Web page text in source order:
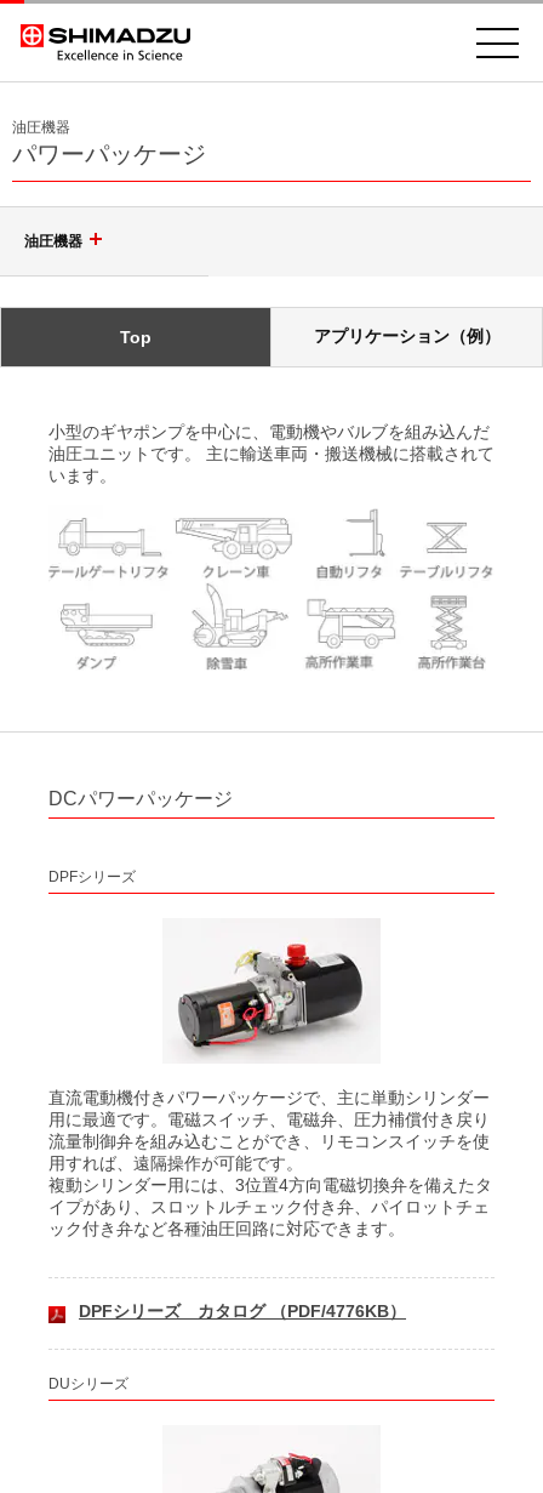
油圧機器
パワーパッケージ
油圧機器
油圧ギヤポンプ
二連ポンプ
コントロールバルブ
Top アプリケーション（例）
小型のギヤポンプを中心に、電動機やバルブを組み込んだ
油圧ユニットです。 主に輸送車両・搬送機械に搭載されて
います。
DCパワーパッケージ
DPFシリーズ
直流電動機付きパワーパッケージで、主に単動シリンダー
用に最適です。電磁スイッチ、電磁弁、圧力補償付き戻り
流量制御弁を組み込むことができ、リモコンスイッチを使
用すれば、遠隔操作が可能です。
複動シリンダー用には、3位置4方向電磁切換弁を備えたタ
イプがあり、スロットルチェック付き弁、パイロットチェ
ック付き弁など各種油圧回路に対応できます。
DPFシリーズ カタログ （PDF/4776KB）
DUシリーズ